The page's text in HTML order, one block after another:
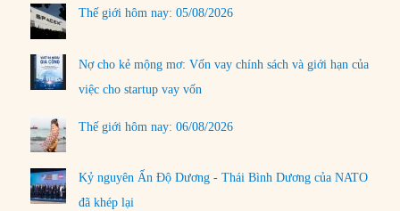
Thế giới hôm nay: 05/08/2026
Nợ cho kẻ mộng mơ: Vốn vay chính sách và giới hạn của
việc cho startup vay vốn
Thế giới hôm nay: 06/08/2026
Kỷ nguyên Ấn Độ Dương - Thái Bình Dương của NATO
đã khép lại